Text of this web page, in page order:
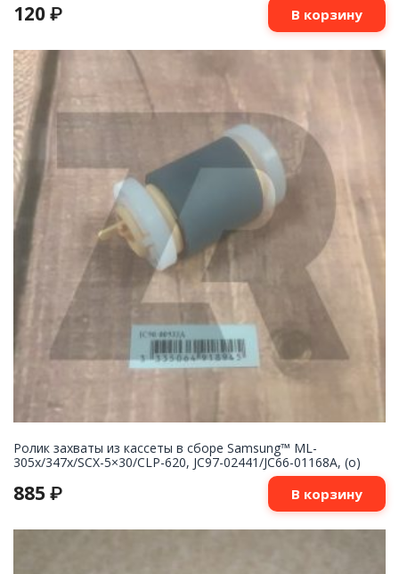
120 ₽ В корзину
Ролик захваты из кассеты в сборе Samsung™ ML-
305x/347x/SCX-5×30/CLP-620, JC97-02441/JC66-01168A, (o)
885 ₽ В корзину